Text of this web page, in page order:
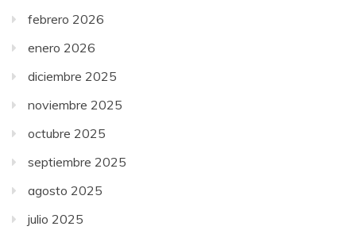
febrero 2026
enero 2026
diciembre 2025
noviembre 2025
octubre 2025
septiembre 2025
agosto 2025
julio 2025